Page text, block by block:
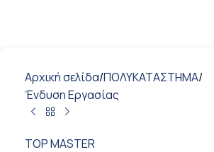
Αρχική σελίδα/ΠΟΛΥΚΑΤΑΣΤΗΜΑ/
Ένδυση Εργασίας
TOP MASTER